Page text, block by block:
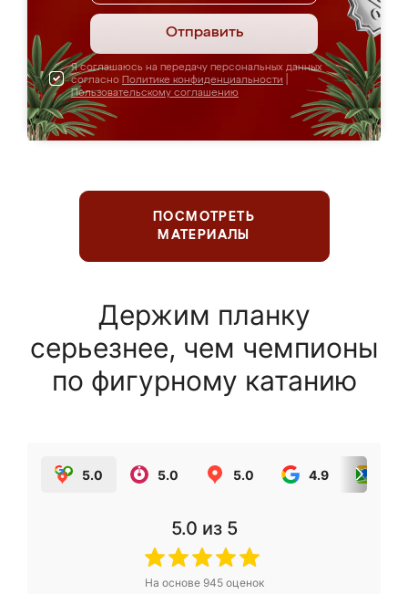
Отправить
Я соглашаюсь на передачу персональных данных
согласно Политике конфиденциальности
Пользовательскому соглашению
ПОСМОТРЕТЬ
МАТЕРИАЛЫ
Держим планку
серьезнее, чем чемпионы
по фигурному катанию
5.0 5.0 5.0 4.9
5.0 из 5
На основе 945оценок